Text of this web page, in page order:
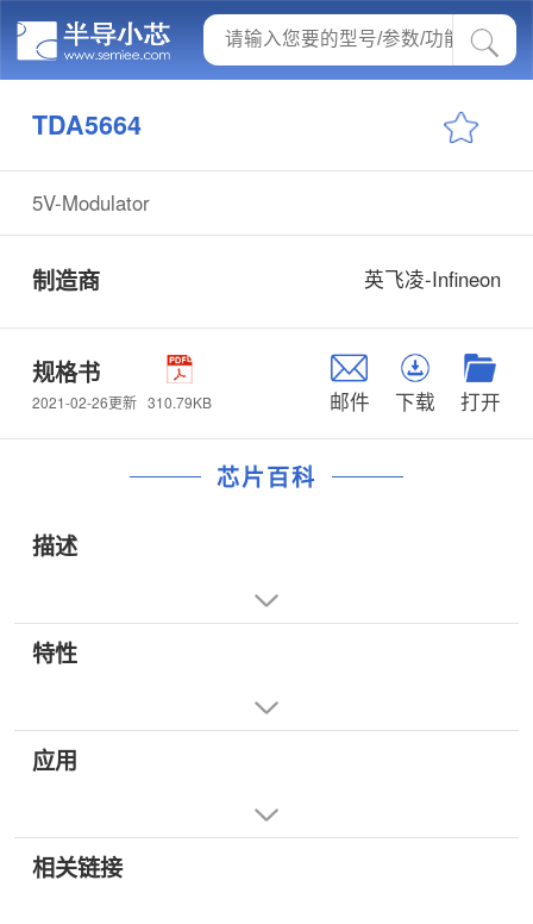
TDA5664
5V-Modulator
制造商 英飞凌-Infineon
规格书
2021-02-26更新 310.79KB 邮件 下载 打开
芯片百科
描述
特性
应用
相关链接